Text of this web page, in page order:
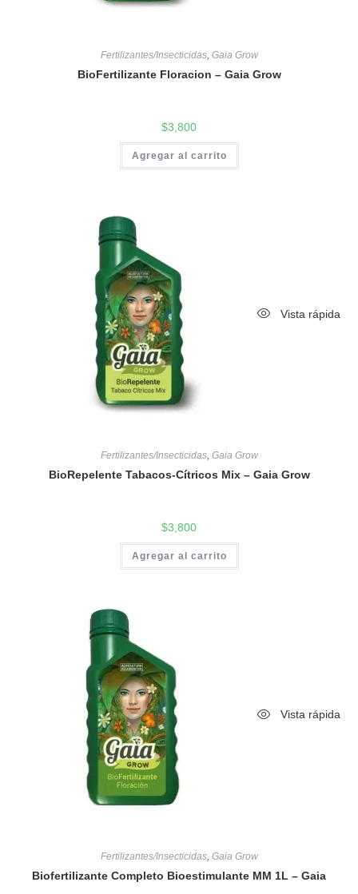
Fertilizantes/Insecticidas, Gaia Grow
BioFertilizante Floracion – Gaia Grow
$3,800
Agregar al carrito
Vista rápida
Fertilizantes/Insecticidas, Gaia Grow
BioRepelente Tabacos-Cítricos Mix – Gaia Grow
$3,800
Agregar al carrito
Vista rápida
Fertilizantes/Insecticidas, Gaia Grow
Biofertilizante Completo Bioestimulante MM 1L – Gaia